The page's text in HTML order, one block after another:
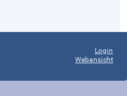
Login
Webansicht